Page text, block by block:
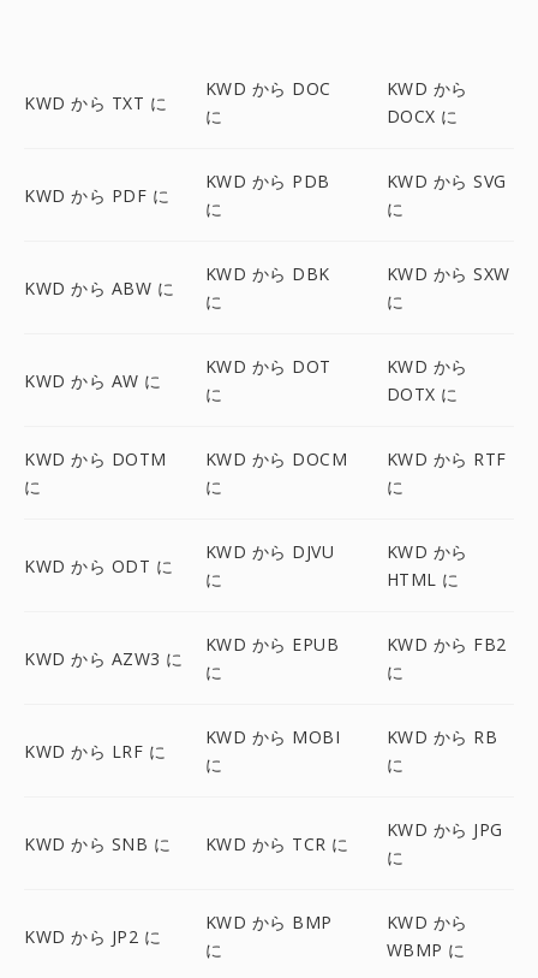
KWD から TXT に
KWD から DOC
に
KWD から
DOCX に
KWD から PDF に
KWD から PDB
に
KWD から SVG
に
KWD から ABW に
KWD から DBK
に
KWD から SXW
に
KWD から AW に
KWD から DOT
に
KWD から
DOTX に
KWD から DOTM
に
KWD から DOCM
に
KWD から RTF
に
KWD から ODT に
KWD から DJVU
に
KWD から
HTML に
KWD から AZW3 に
KWD から EPUB
に
KWD から FB2
に
KWD から LRF に
KWD から MOBI
に
KWD から RB
に
KWD から SNB に KWD から TCR に
KWD から JPG
に
KWD から JP2 に
KWD から BMP
に
KWD から
WBMP に